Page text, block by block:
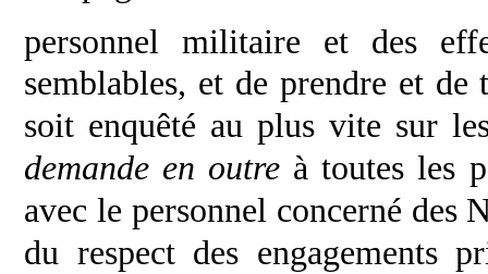
personnel militaire et des
semblables, et de prendre et de
soit enquêté au plus vite sur
demande en outre à toutes les
avec le personnel concerné des
du respect des engagements